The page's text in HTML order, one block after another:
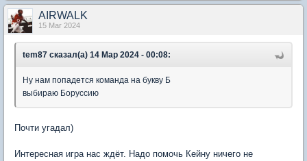
AIRWALK
15 Mar 2024
tem87 сказал(а) 14 Мар 2024 - 00:08:
Ну нам попадется команда на букву Б
выбираю Боруссию
Почти угадал)
Интересная игра нас ждёт. Надо помочь Кейну ничего не